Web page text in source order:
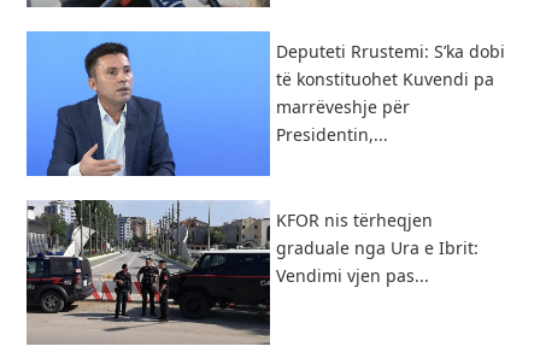
Deputeti Rrustemi: S’ka dobi
të konstituohet Kuvendi pa
marrëveshje për
Presidentin,...
KFOR nis tërheqjen
graduale nga Ura e Ibrit:
Vendimi vjen pas...